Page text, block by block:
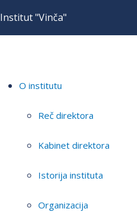
Institut "Vinča"
O institutu
Reč direktora
Kabinet direktora
Istorija instituta
Organizacija